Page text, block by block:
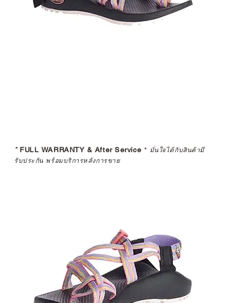
*FULL WARRANTY & After Service * มั่นใจได้กับสินค้ามี
รับประกัน พร้อมบริการหลังการขาย